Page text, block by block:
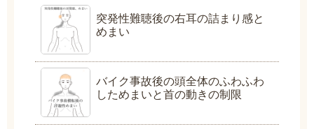
突発性難聴後の右耳の詰まり感と
めまい
バイク事故後の頭全体のふわふわ
しためまいと首の動きの制限